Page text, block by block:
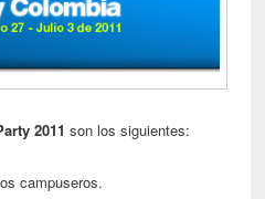
2011 son los siguientes:
campuseros.